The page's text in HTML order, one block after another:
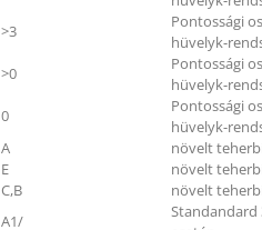
>3
Pontossági
hüvelyk-
>0
Pontossági
hüvelyk-
0
Pontossági
hüvelyk-
A
növelt
E
növelt
C,B
növelt
A1/
Standandard